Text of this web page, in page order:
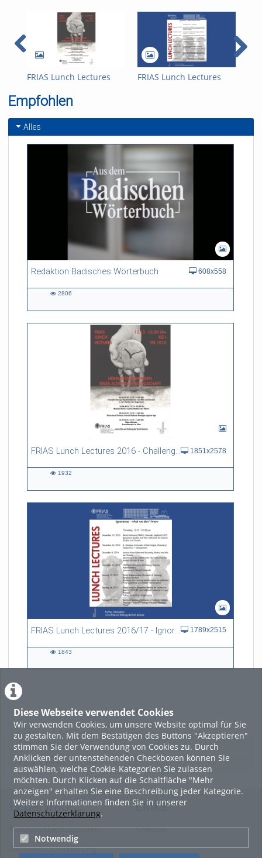
Diese Webseite verwendet Cookies
Wir verwenden Cookies, um unsere Website optimal für Sie
zu gestalten. Mit dem Bestätigen des Buttons "Akzeptieren"
stimmen Sie der Verwendung von Cookies zu. Durch
Anklicken der untenstehenden Checkboxen können Sie
auswählen, welche Cookie-Kategorien Sie zulassen
möchten. Durch Klicken auf die Schaltfläche "Mehr
anzeigen" erhalten Sie eine Beschreibung jeder Kategorie.
Weitere Informationen finden Sie in unserer
Datenschutzerklärung.
Notwendig
FRIAS Lunch Lectures
Ageing Society
FRIAS Lunch Lectures
Empfohlen
Alles
Redaktion Badisches Wörterbuch 608x558
2806
FRIAS Lunch Lectures 2016 - Challenges of an Ageing Society 1851x2578
1932
FRIAS Lunch Lectures 2016/17 - Ignorance - what we don't know 1789x2515
1843
LADE MEHR
Featured
Beliebtheit
Legal Info
Nutzungsbedingungen
Datenschutzerklärung
Links
Sitemap